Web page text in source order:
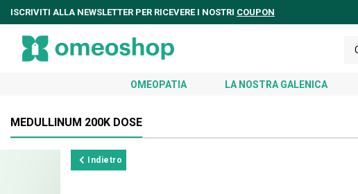
ISCRIVITI ALLA NEWSLETTER PER RICEVERE I NOSTRI COUPON
OMEOPATIA LA NOSTRA GALENICA
MEDULLINUM 200K DOSE
Indietro